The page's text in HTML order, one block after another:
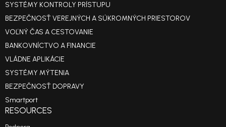
SYSTÉMY KONTROLY PRÍSTUPU
BEZPEČNOSŤ VEREJNÝCH A SÚKROMNÝCH PRIESTOROV
VOĽNÝ ČAS A CESTOVANIE
BANKOVNÍCTVO A FINANCIE
VLÁDNE APLIKÁCIE
SYSTÉMY MÝTENIA
BEZPEČNOSŤ DOPRAVY
Smartport
RESOURCES